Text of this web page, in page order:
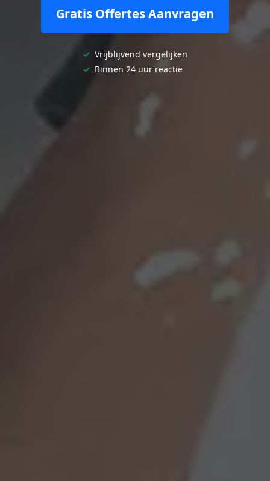
Gratis Offertes Aanvragen
✓ Vrijblijvend vergelijken
✓ Binnen 24 uur reactie